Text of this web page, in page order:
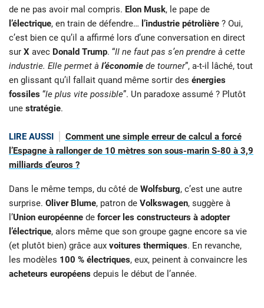
de ne pas avoir mal compris. Elon Musk, le pape de
l’électrique, en train de défendre… l’industrie pétrolière ? Oui,
c’est bien ce qu’il a affirmé lors d’une conversation en direct
sur X avec Donald Trump. “Il ne faut pas s’en prendre à cette
industrie. Elle permet à l’économie de tourner”, a-t-il lâché, tout
en glissant qu’il fallait quand même sortir des énergies
fossiles “le plus vite possible”. Un paradoxe assumé ? Plutôt
une stratégie.
LIRE AUSSI
Comment une simple erreur de calcul a forcé
l’Espagne à rallonger de 10 mètres son sous-marin S-80 à 3,9
milliards d’euros ?
Dans le même temps, du côté de Wolfsburg, c’est une autre
surprise. Oliver Blume, patron de Volkswagen, suggère à
l’Union européenne de forcer les constructeurs à adopter
l’électrique, alors même que son groupe gagne encore sa vie
(et plutôt bien) grâce aux voitures thermiques. En revanche,
les modèles 100 % électriques, eux, peinent à convaincre les
acheteurs européens depuis le début de l’année.